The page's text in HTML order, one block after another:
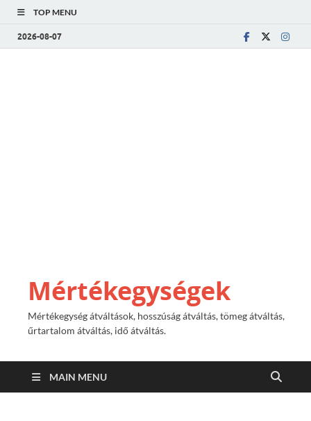
TOP MENU
2026-08-07
Mértékegységek
Mértékegység átváltások, hosszúság átváltás, tömeg átváltás,
űrtartalom átváltás, idő átváltás.
MAIN MENU